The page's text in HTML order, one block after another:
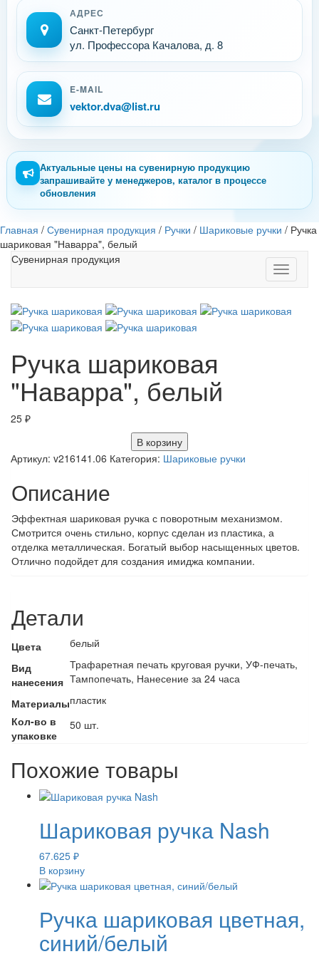
АДРЕС
Санкт-Петербург
ул. Профессора Качалова, д. 8
E-MAIL
vektor.dva@list.ru
Актуальные цены на сувенирную продукцию
запрашивайте у менеджеров, каталог в процессе
обновления
Главная / Сувенирная продукция / Ручки / Шариковые ручки / Ручка
шариковая "Наварра", белый
Toggle
Сувенирная продукция
Ручка шариковая
"Наварра", белый
25 ₽
В корзину
Артикул: v216141.06 Категория: Шариковые ручки
Описание
Эффектная шариковая ручка с поворотным механизмом.
Смотрится очень стильно, корпус сделан из пластика, а
отделка металлическая. Богатый выбор насыщенных цветов.
Отлично подойдет для создания имиджа компании.
Детали
Цвета
белый
Вид
нанесения
Трафаретная печать круговая ручки, УФ-печать,
Тампопечать, Нанесение за 24 часа
Материалыпластик
Кол-во в
упаковке
50 шт.
Похожие товары
Шариковая ручка Nash
67.625 ₽
В корзину
Ручка шариковая цветная,
синий/белый